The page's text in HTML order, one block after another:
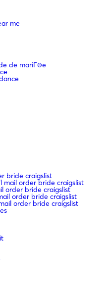
me
de mariГ©e
bride craigslist
order bride craigslist
order bride craigslist
order bride craigslist
order bride craigslist